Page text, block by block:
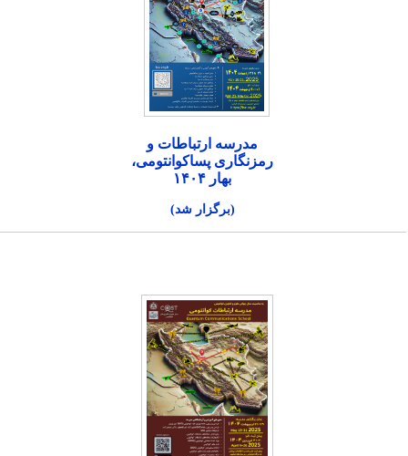
مدرسه ارتباطات و
رمزنگاری پساکوانتومی،
بهار ۱۴۰۴
(برگزار شد)